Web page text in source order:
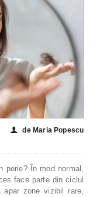
👤 de Maria Popescu
perie? În mod normal,
face parte din ciclul
apar zone vizibil rare,